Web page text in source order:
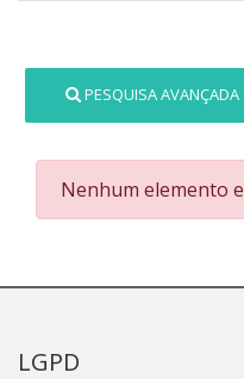
PESQUISA AVANÇADA
Nenhum elemento
LGPD